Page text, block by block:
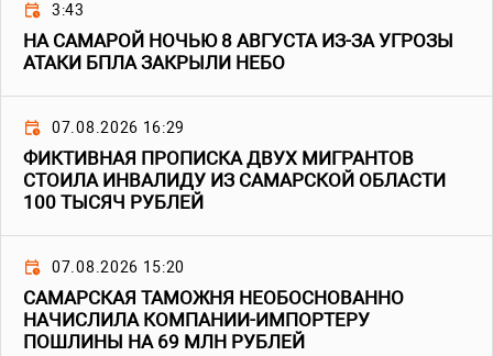
3:43
НА САМАРОЙ НОЧЬЮ 8 АВГУСТА ИЗ-ЗА УГРОЗЫ
АТАКИ БПЛА ЗАКРЫЛИ НЕБО
07.08.2026 16:29
ФИКТИВНАЯ ПРОПИСКА ДВУХ МИГРАНТОВ
СТОИЛА ИНВАЛИДУ ИЗ САМАРСКОЙ ОБЛАСТИ
100 ТЫСЯЧ РУБЛЕЙ
07.08.2026 15:20
САМАРСКАЯ ТАМОЖНЯ НЕОБОСНОВАННО
НАЧИСЛИЛА КОМПАНИИ-ИМПОРТЕРУ
ПОШЛИНЫ НА 69 МЛН РУБЛЕЙ